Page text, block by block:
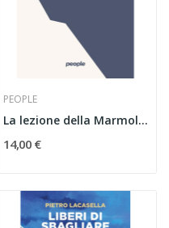
PEOPLE
La lezione della Marmolada
14,00 €